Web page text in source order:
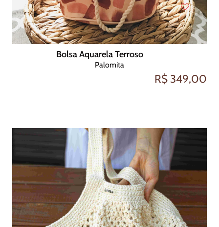
Bolsa Aquarela Terroso
Palomita
R$ 349,00